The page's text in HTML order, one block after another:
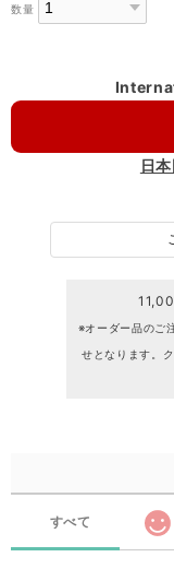
数量
日
※オーダー品のご
せとなります。
すべて